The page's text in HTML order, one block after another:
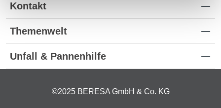
Kontakt
Themenwelt
Unfall & Pannenhilfe
©2025 BERESA GmbH & Co. KG